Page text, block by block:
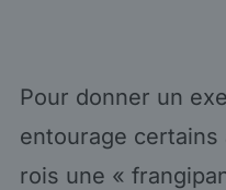
Pour donner un
entourage
rois une «